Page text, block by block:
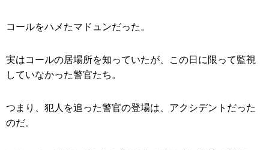
コールをハメたマドュンだった。
実はコールの居場所を知っていたが、この日に限って監視
していなかった警官たち。
つまり、犯人を追った警官の登場は、アクシデントだった
のだ。